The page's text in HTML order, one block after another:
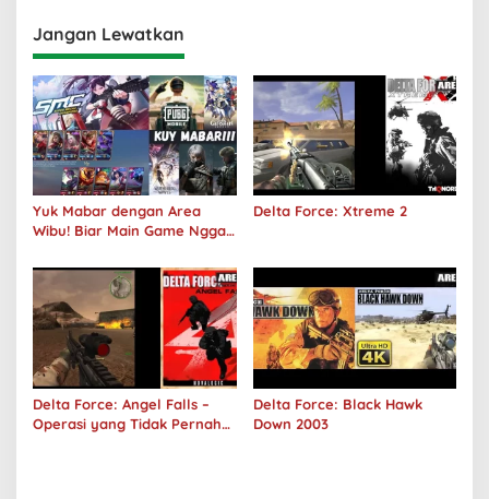
Jangan Lewatkan
Yuk Mabar dengan Area
Wibu! Biar Main Game Nggak
Delta Force: Xtreme 2
Delta Force: Angel Falls –
Operasi yang Tidak Pernah
Delta Force: Black Hawk
Down 2003